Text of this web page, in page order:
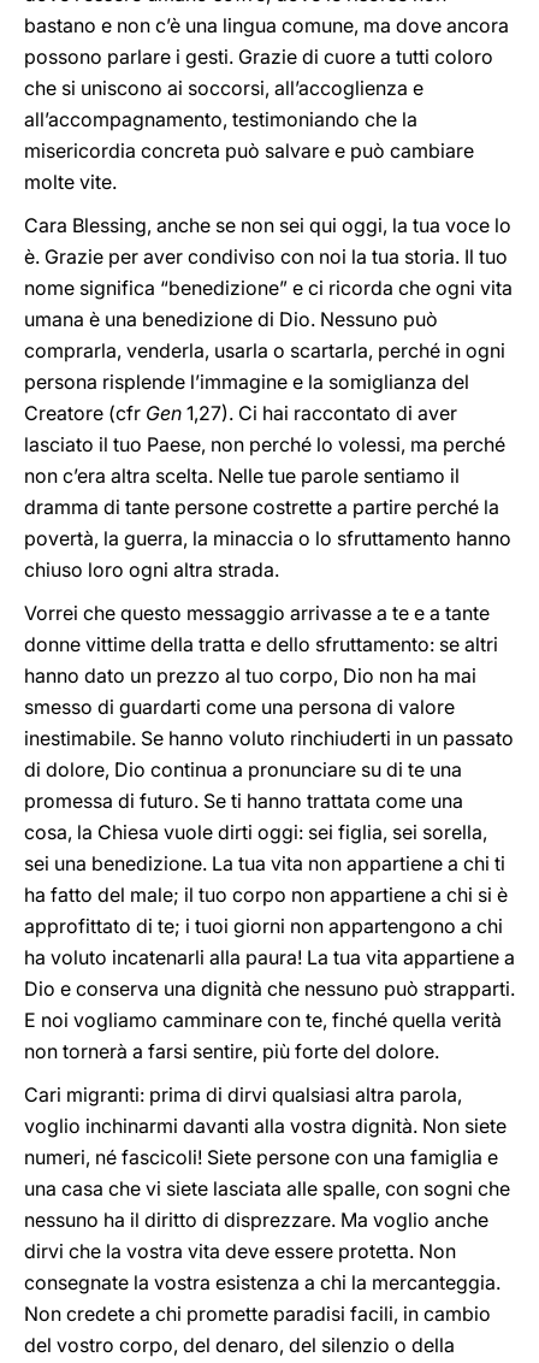
bastano e non c’è una lingua comune, ma dove ancora
possono parlare i gesti. Grazie di cuore a tutti coloro
che si uniscono ai soccorsi, all’accoglienza e
all’accompagnamento, testimoniando che la
misericordia concreta può salvare e può cambiare
molte vite.
Cara Blessing, anche se non sei qui oggi, la tua voce lo
è. Grazie per aver condiviso con noi la tua storia. Il tuo
nome significa “benedizione” e ci ricorda che ogni vita
umana è una benedizione di Dio. Nessuno può
comprarla, venderla, usarla o scartarla, perché in ogni
persona risplende l’immagine e la somiglianza del
Creatore (cfr Gen 1,27). Ci hai raccontato di aver
lasciato il tuo Paese, non perché lo volessi, ma perché
non c’era altra scelta. Nelle tue parole sentiamo il
dramma di tante persone costrette a partire perché la
povertà, la guerra, la minaccia o lo sfruttamento hanno
chiuso loro ogni altra strada.
Vorrei che questo messaggio arrivasse a te e a tante
donne vittime della tratta e dello sfruttamento: se altri
hanno dato un prezzo al tuo corpo, Dio non ha mai
smesso di guardarti come una persona di valore
inestimabile. Se hanno voluto rinchiuderti in un passato
di dolore, Dio continua a pronunciare su di te una
promessa di futuro. Se ti hanno trattata come una
cosa, la Chiesa vuole dirti oggi: sei figlia, sei sorella,
sei una benedizione. La tua vita non appartiene a chi ti
ha fatto del male; il tuo corpo non appartiene a chi si è
approfittato di te; i tuoi giorni non appartengono a chi
ha voluto incatenarli alla paura! La tua vita appartiene a
Dio e conserva una dignità che nessuno può strapparti.
E noi vogliamo camminare con te, finché quella verità
non tornerà a farsi sentire, più forte del dolore.
Cari migranti: prima di dirvi qualsiasi altra parola,
voglio inchinarmi davanti alla vostra dignità. Non siete
numeri, né fascicoli! Siete persone con una famiglia e
una casa che vi siete lasciata alle spalle, con sogni che
nessuno ha il diritto di disprezzare. Ma voglio anche
dirvi che la vostra vita deve essere protetta. Non
consegnate la vostra esistenza a chi la mercanteggia.
Non credete a chi promette paradisi facili, in cambio
del vostro corpo, del denaro, del silenzio o della